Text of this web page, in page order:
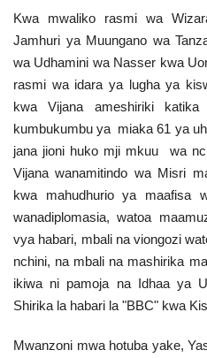
Urithi wa Nasser
Harakati ya Nasser kwa
Habari
Kanuni na Masharti ya
Nasser
Udhamini wa Nasser
Nyaraka na Marejeleo
Waanzilishi
Raia wa ulimwengu mzima
Kwa mwaliko rasmi wa
Jamhuri ya Muungano wa
wa Udhamini wa Nasser kwa
rasmi wa idara ya lugha ya
kwa Vijana ameshiriki
kumbukumbu ya miaka 61 ya
jana jioni huko mji mkuu wa
Vijana wanamitindo wa Misri
kwa mahudhurio ya maafisa
wanadiplomasia, watoa
vya habari, mbali na viongozi
nchini, na mbali na mashirika
ikiwa ni pamoja na Idhaa ya
Shirika la habari la "BBC" kwa
Mwanzoni mwa hotuba yake,